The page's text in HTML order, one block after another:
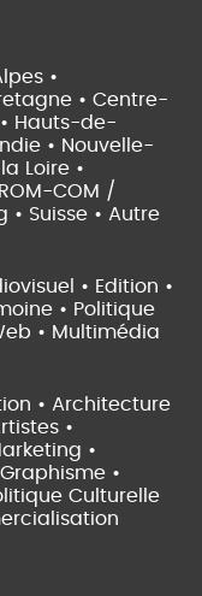
•
• Centre-
Hauts-de-
• Nouvelle-
Loire •
COM /
• Suisse • Autre
• Edition •
• Politique
• Multimédia
• Architecture
•
•
•
Culturelle